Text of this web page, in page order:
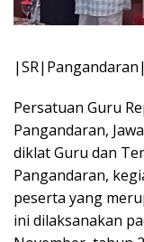
|SR|Pangandaran|
Persatuan Guru
Pangandaran,
diklat Guru dan
Pangandaran,
peserta yang
ini dilaksanakan